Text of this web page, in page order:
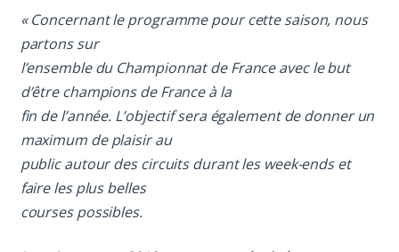
« Concernant le programme pour cette saison, nous
partons sur
l’ensemble du Championnat de France avec le but
d’être champions de France à la
fin de l’année. L’objectif sera également de donner un
maximum de plaisir au
public autour des circuits durant les week-ends et
faire les plus belles
courses possibles.